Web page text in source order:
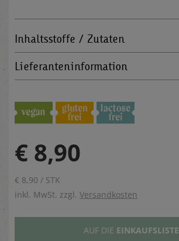
Inhaltsstoffe / Zutaten
Lieferanteninformation
€ 8,90
€ 8,90 / STK
inkl. MwSt. zzgl. Versandkosten
AUF DIE EINKAUFSLISTE